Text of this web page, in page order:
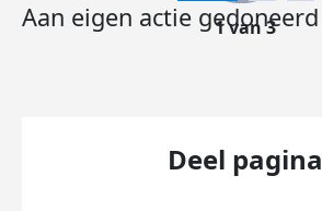
Aan eigen actie gedoneerd
1 van 3
Deel pagina